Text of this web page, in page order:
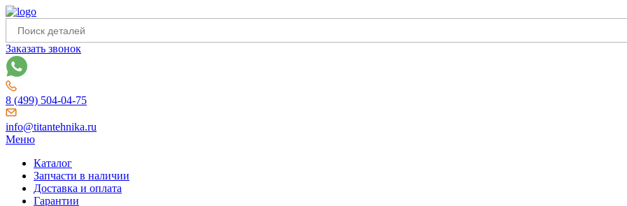
Заказать звонок
8 (499) 504-04-75
info@titantehnika.ru
Меню
Каталог
Запчасти в наличии
Доставка и оплата
Гарантии